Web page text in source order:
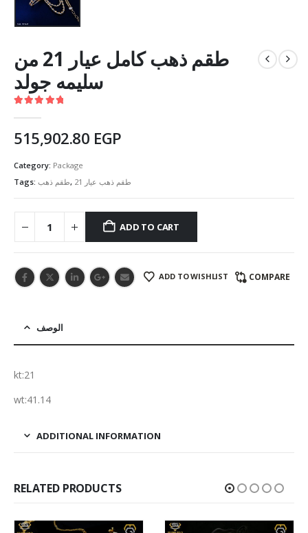
طقم ذهب كامل عيار 21 من
سليمه جولد
515,902.80 EGP
Category: Package
Tags: طقم ذهب, طقم ذهب عيار 21
ADD TO CART
ADD TO WISHLIST COMPARE
الوصف
kt:21
wt:41.14
ADDITIONAL INFORMATION
RELATED PRODUCTS